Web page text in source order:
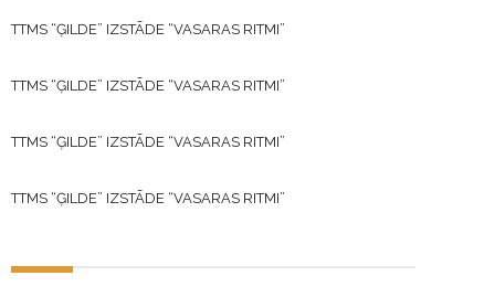
TTMS “ĢILDE” IZSTĀDE “VASARAS RITMI”
TTMS “ĢILDE” IZSTĀDE “VASARAS RITMI”
TTMS “ĢILDE” IZSTĀDE “VASARAS RITMI”
TTMS “ĢILDE” IZSTĀDE “VASARAS RITMI”